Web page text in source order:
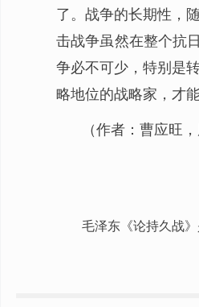
了。战争的长期性，
击战争虽然在整个抗
争必不可少，特别是
略地位的战略家，才
（作者：曹应旺
毛泽东《论持久战》